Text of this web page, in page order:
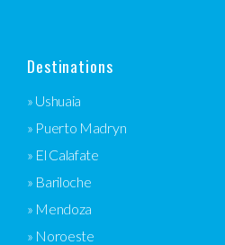
Destinations
» Ushuaia
» Puerto Madryn
» El Calafate
» Bariloche
» Mendoza
» Noroeste